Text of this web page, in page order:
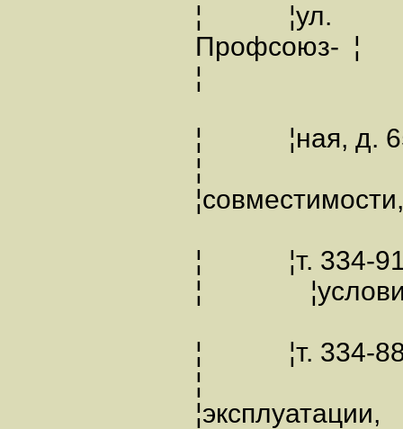
¦ ¦ул.
Профсоюз-
¦
¦ ¦ная, д.
¦
¦ ¦т. 334-
¦
¦ ¦т. 334-
¦